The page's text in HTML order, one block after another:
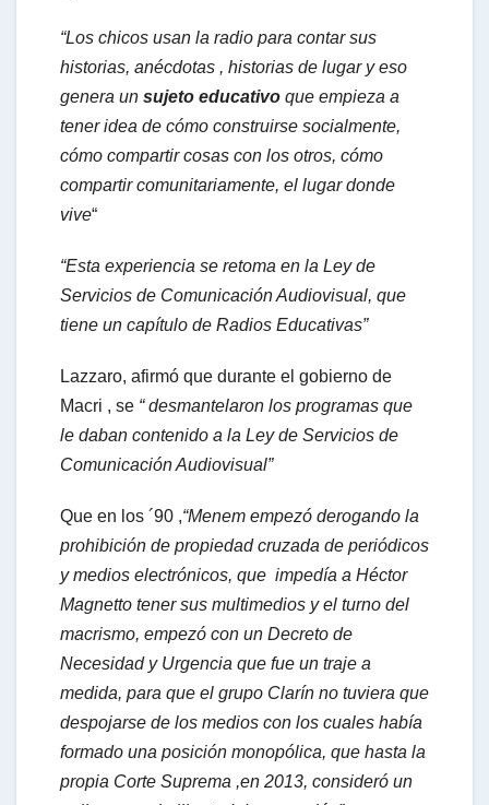
“Los chicos usan la radio para contar sus
historias, anécdotas , historias de lugar y eso
genera un sujeto educativo que empieza a
tener idea de cómo construirse socialmente,
cómo compartir cosas con los otros, cómo
compartir comunitariamente, el lugar donde
vive“
“Esta experiencia se retoma en la Ley de
Servicios de Comunicación Audiovisual, que
tiene un capítulo de Radios Educativas”
Lazzaro, afirmó que durante el gobierno de
Macri , se “ desmantelaron los programas que
le daban contenido a la Ley de Servicios de
Comunicación Audiovisual”
Que en los ´90 ,“Menem empezó derogando la
prohibición de propiedad cruzada de periódicos
y medios electrónicos, que impedía a Héctor
Magnetto tener sus multimedios y el turno del
macrismo, empezó con un Decreto de
Necesidad y Urgencia que fue un traje a
medida, para que el grupo Clarín no tuviera que
despojarse de los medios con los cuales había
formado una posición monopólica, que hasta la
propia Corte Suprema ,en 2013, consideró un